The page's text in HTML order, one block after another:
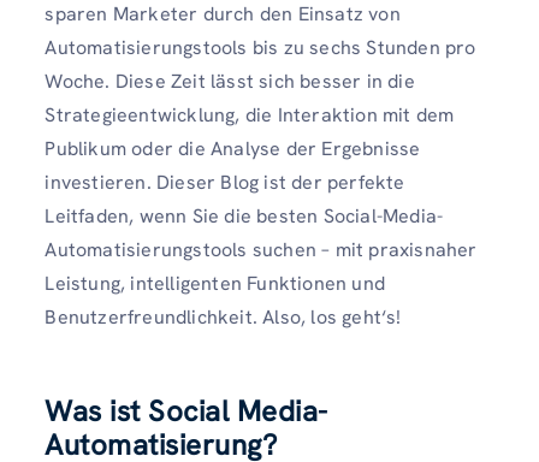
sparen Marketer durch den Einsatz von
Automatisierungstools bis zu sechs Stunden pro
Woche. Diese Zeit lässt sich besser in die
Strategieentwicklung, die Interaktion mit dem
Publikum oder die Analyse der Ergebnisse
investieren. Dieser Blog ist der perfekte
Leitfaden, wenn Sie die besten Social-Media-
Automatisierungstools suchen – mit praxisnaher
Leistung, intelligenten Funktionen und
Benutzerfreundlichkeit. Also, los geht‘s!
Was ist Social Media-
Automatisierung?